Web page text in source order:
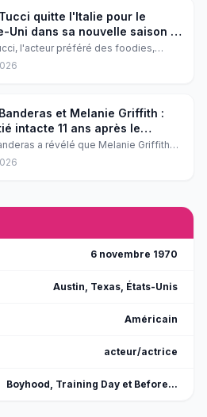
quitte l'Italie pour le
Uni dans sa nouvelle saison :
de ce déménagement
l'acteur préféré des foodies,
le monde : après trois Emmy
'Searching for Italy', il tourne la page
Awards Circuit de Variety.
et Melanie Griffith :
intacte 11 ans après le
a révélé que Melanie Griffith
de ses meilleures amies, onze ans
Une déclaration touchante qui
6 novembre 1970
Austin, Texas, États-Unis
Américain
acteur/actrice
Boyhood, Training Day et Before...